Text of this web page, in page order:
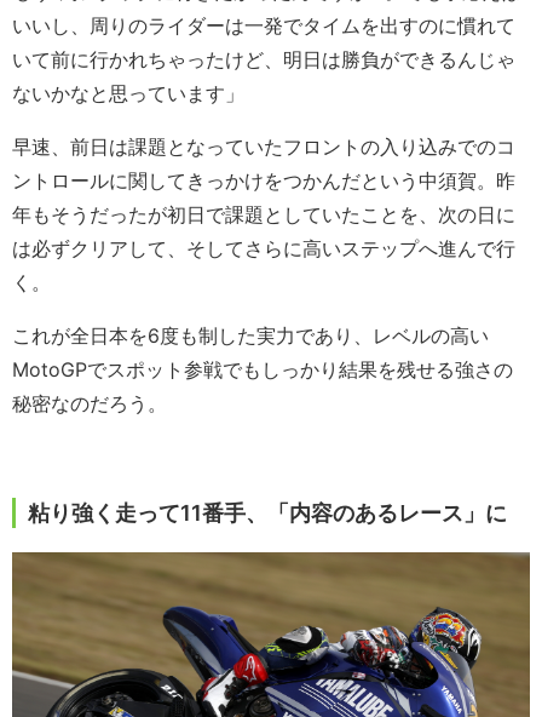
いいし、周りのライダーは一発でタイムを出すのに慣れて
いて前に行かれちゃったけど、明日は勝負ができるんじゃ
ないかなと思っています」
早速、前日は課題となっていたフロントの入り込みでのコ
ントロールに関してきっかけをつかんだという中須賀。昨
年もそうだったが初日で課題としていたことを、次の日に
は必ずクリアして、そしてさらに高いステップへ進んで行
く。
これが全日本を6度も制した実力であり、レベルの高い
MotoGPでスポット参戦でもしっかり結果を残せる強さの
秘密なのだろう。
粘り強く走って11番手、「内容のあるレース」に